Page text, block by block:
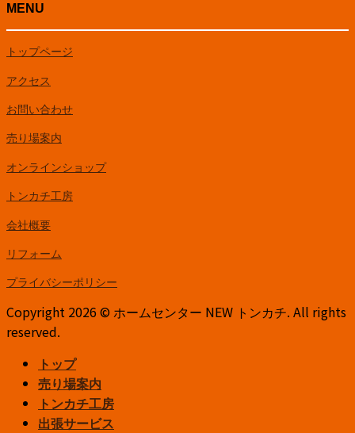
MENU
トップページ
アクセス
お問い合わせ
売り場案内
オンラインショップ
トンカチ工房
会社概要
リフォーム
プライバシーポリシー
Copyright 2026 © ホームセンター NEW トンカチ. All rights
reserved.
トップ
売り場案内
トンカチ工房
出張サービス